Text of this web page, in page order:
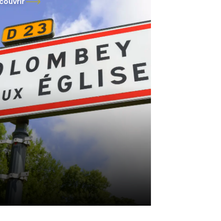
du Mémorial, chambres
restaurants et hôtels vous
pour compléter au mieux
visite. Ces établissements à
offrent confort et
afin de rendre votre
aussi agréable que